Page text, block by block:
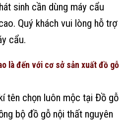
sinh cần dùng máy cẩu
Quý khách vui lòng hỗ trợ
cẩu.
là đến với cơ sở sản xuất đồ gỗ
tên chọn luôn mộc tại Đồ gỗ
bộ đồ gỗ nội thất nguyên